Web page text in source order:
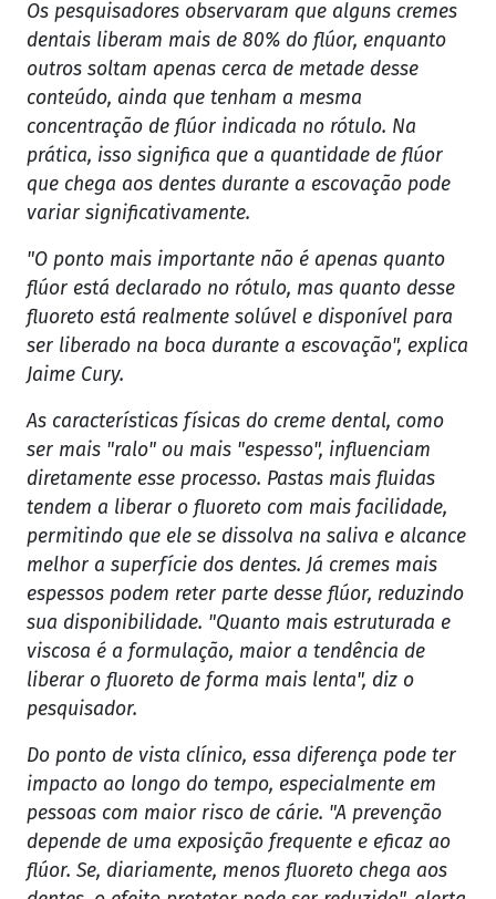
Os pesquisadores observaram que alguns cremes
dentais liberam mais de 80% do flúor, enquanto
outros soltam apenas cerca de metade desse
conteúdo, ainda que tenham a mesma
concentração de flúor indicada no rótulo. Na
prática, isso significa que a quantidade de flúor
que chega aos dentes durante a escovação pode
variar significativamente.
"O ponto mais importante não é apenas quanto
flúor está declarado no rótulo, mas quanto desse
fluoreto está realmente solúvel e disponível para
ser liberado na boca durante a escovação", explica
Jaime Cury.
As características físicas do creme dental, como
ser mais "ralo" ou mais "espesso", influenciam
diretamente esse processo. Pastas mais fluidas
tendem a liberar o fluoreto com mais facilidade,
permitindo que ele se dissolva na saliva e alcance
melhor a superfície dos dentes. Já cremes mais
espessos podem reter parte desse flúor, reduzindo
sua disponibilidade. "Quanto mais estruturada e
viscosa é a formulação, maior a tendência de
liberar o fluoreto de forma mais lenta", diz o
pesquisador.
Do ponto de vista clínico, essa diferença pode ter
impacto ao longo do tempo, especialmente em
pessoas com maior risco de cárie. "A prevenção
depende de uma exposição frequente e eficaz ao
flúor. Se, diariamente, menos fluoreto chega aos